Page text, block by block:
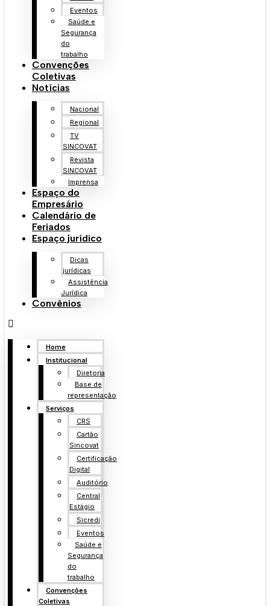
Eventos
Saúde e
Segurança
do
trabalho
Convenções
Coletivas
Notícias
Nacional
Regional
TV
SINCOVAT
Revista
SINCOVAT
Imprensa
Espaço do
Empresário
Calendário de
Feriados
Espaço jurídico
Dicas
jurídicas
Assistência
Jurídica
Convênios
Home
Institucional
Diretoria
Base de
representação
Serviços
CRS
Cartão
Sincovat
Certificação
Digital
Auditório
Central
Estágio
Sicredi
Eventos
Saúde e
Segurança
do
trabalho
Convenções
Coletivas